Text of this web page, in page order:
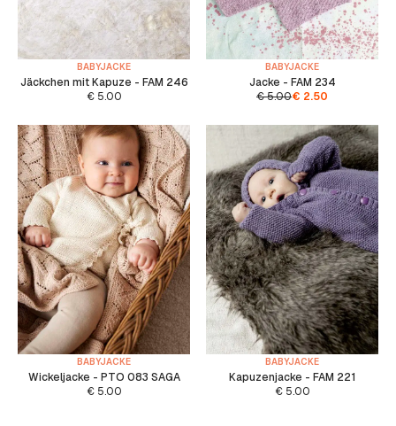
BABYJACKE
Jäckchen mit Kapuze - FAM 246
€5.00
BABYJACKE
Jacke - FAM 234
€5.00€ 2.50
BABYJACKE
Wickeljacke - PTO 083 SAGA
€5.00
BABYJACKE
Kapuzenjacke - FAM 221
€5.00